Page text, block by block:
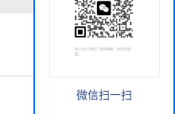
微信扫一扫